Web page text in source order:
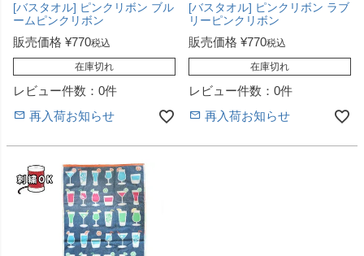
[バスタオル] ピンクリボン ブル
ームピンクリボン
販売価格 ¥770税込
在庫切れ
レビュー件数：0件
再入荷お知らせ
[バスタオル] ピンクリボン ラブ
リーピンクリボン
販売価格 ¥770税込
在庫切れ
レビュー件数：0件
再入荷お知らせ